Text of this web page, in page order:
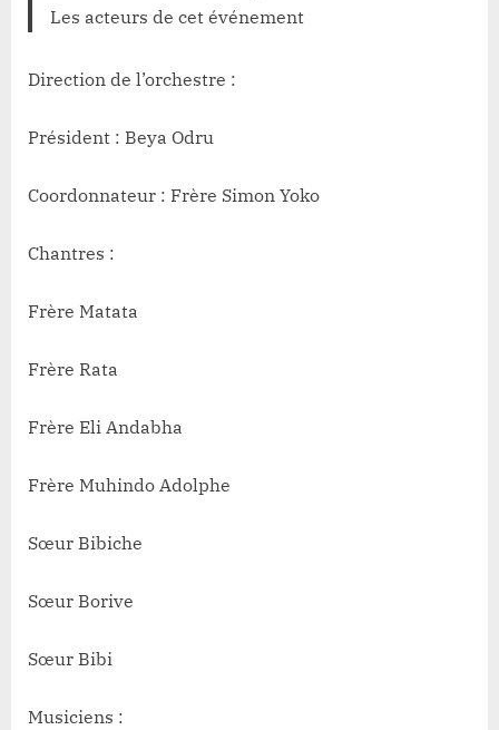
Les acteurs de cet événement
Direction de l’orchestre :
Président : Beya Odru
Coordonnateur : Frère Simon Yoko
Chantres :
Frère Matata
Frère Rata
Frère Eli Andabha
Frère Muhindo Adolphe
Sœur Bibiche
Sœur Borive
Sœur Bibi
Musiciens :